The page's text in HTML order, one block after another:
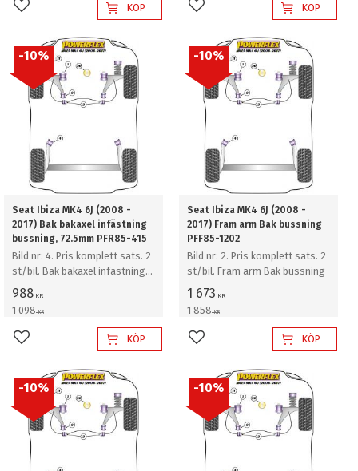
Lägg till i favoriterKÖP Lägg till i favoriterKÖP
Seat Ibiza MK4 6J (2008 -
2017) Bak bakaxel infästning
bussning, 72.5mm PFR85-415
Bild nr: 4. Pris komplett sats. 2
st/bil. Bak bakaxel infästning
bussning, 72.5mm
988 KR
1 098KR
10%
Lägg till i favoriterKÖP
Seat Ibiza MK4 6J (2008 -
2017) Fram arm Bak bussning
PFF85-1202
Bild nr: 2. Pris komplett sats. 2
st/bil. Fram arm Bak bussning
1 673 KR
1 858KR
10%
Lägg till i favoriterKÖP
10% 10%